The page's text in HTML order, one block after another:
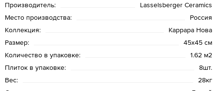
Производитель:
Lasselsberger Ceramics
Место производства:
Россия
Коллекция:
Каррара Нова
Размер:
45х45 см
Количество в упаковке:
1.62 м2
Плиток в упаковке:
8шт.
Вес:
28кг